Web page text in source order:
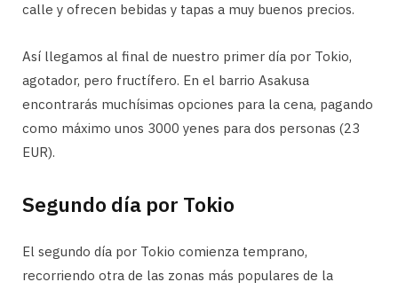
calle y ofrecen bebidas y tapas a muy buenos precios.
Así llegamos al final de nuestro primer día por Tokio,
agotador, pero fructífero. En el barrio Asakusa
encontrarás muchísimas opciones para la cena, pagando
como máximo unos 3000 yenes para dos personas (23
EUR).
Segundo día por Tokio
El segundo día por Tokio comienza temprano,
recorriendo otra de las zonas más populares de la